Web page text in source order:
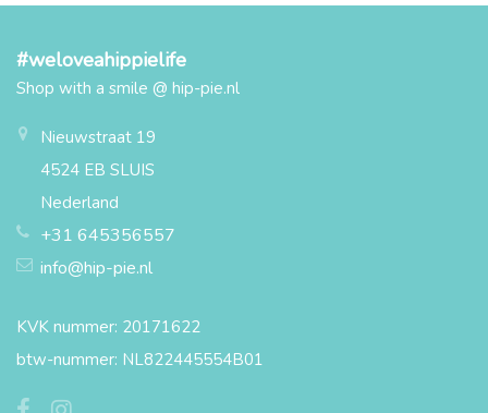
#weloveahippielife
Shop with a smile @ hip-pie.nl
Nieuwstraat 19
4524 EB SLUIS
Nederland
+31 645356557
info@hip-pie.nl
KVK nummer: 20171622
btw-nummer: NL822445554B01